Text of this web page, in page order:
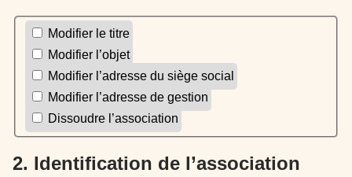
Modifier le titre
Modifier l’objet
Modifier l’adresse du siège social
Modifier l’adresse de gestion
Dissoudre l’association
2. Identification de l’association